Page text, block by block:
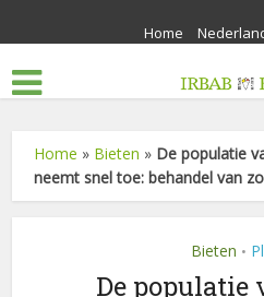
Home
Home » Bieten » De populatie
neemt snel toe: behandel van
Bieten •
De populatie